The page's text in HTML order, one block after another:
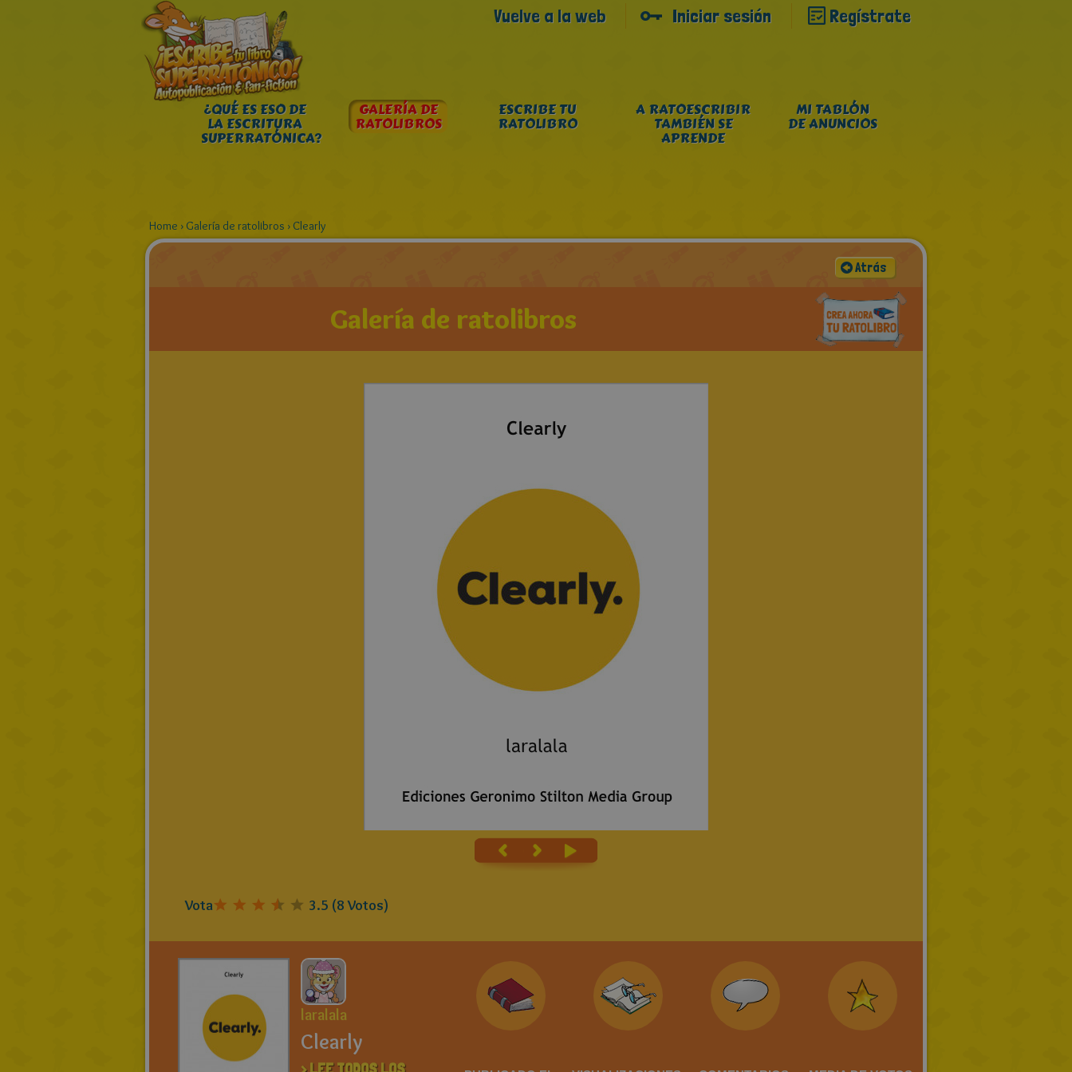
Vuelve a la web Iniciar sesión Regístrate
¿QUÉ ES ESO DE
LA ESCRITURA
SUPERRATÓNICA?
GALERÍA DE
RATOLIBROS
ESCRIBE TU
RATOLIBRO
A RATOESCRIBIR
TAMBIÉN SE
APRENDE
MI TABLÓN
DE ANUNCIOS
Home › Galería de ratolibros › Clearly
Galería de ratolibros
Atrás
Vota 3.5 (8Votos)
laralala
Clearly